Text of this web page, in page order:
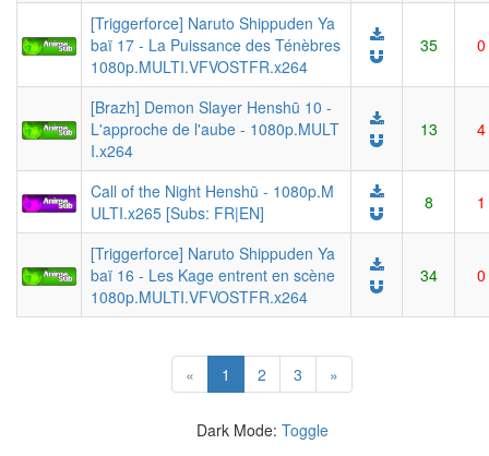
[Triggerforce] Naruto Shippuden Ya
baï 17 - La Puissance des Ténèbres
1080p.MULTI.VFVOSTFR.x264
35 0
[Brazh] Demon Slayer Henshū 10 -
L'approche de l'aube - 1080p.MULT
I.x264
13 4
Call of the Night Henshū - 1080p.M
ULTI.x265 [Subs: FR|EN]
8 1
[Triggerforce] Naruto Shippuden Ya
baï 16 - Les Kage entrent en scène
1080p.MULTI.VFVOSTFR.x264
34 0
« 1 (current)
2 3 »
Dark Mode: Toggle